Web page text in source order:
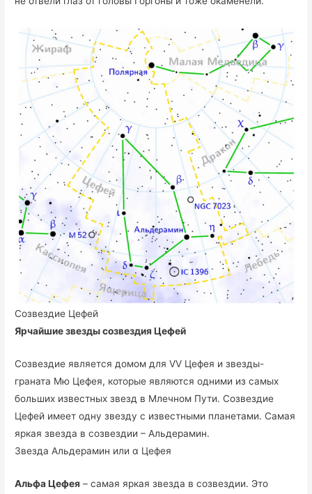
Созвездие Цефей
Ярчайшие звезды созвездия Цефей
Созвездие является домом для VV Цефея и звезды-
граната Мю Цефея, которые являются одними из самых
больших известных звезд в Млечном Пути. Созвездие
Цефей имеет одну звезду с известными планетами. Самая
яркая звезда в созвездии – Альдерамин.
Звезда Альдерамин или α Цефея
Альфа Цефея – самая яркая звезда в созвездии. Это